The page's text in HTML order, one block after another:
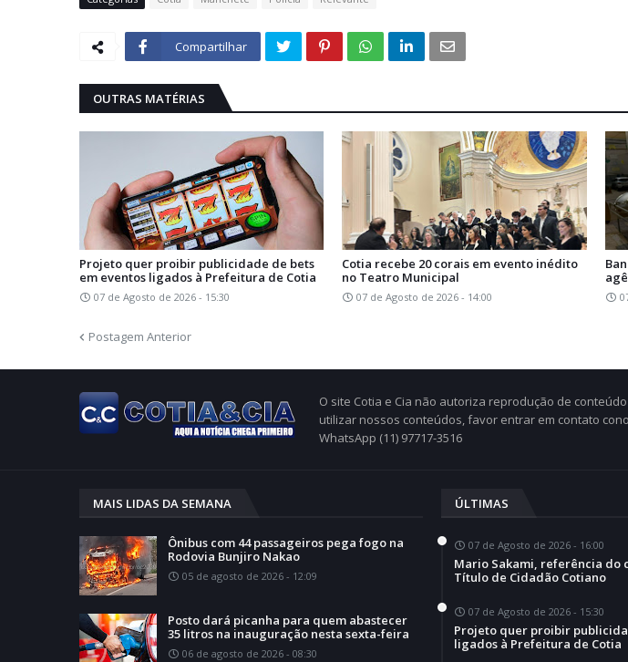
Compartilhar
OUTRAS MATÉRIAS
Projeto quer proibir publicidade de bets
em eventos ligados à Prefeitura de Cotia
07 de Agosto de 2026 - 15:30
Cotia recebe 20 corais em evento inédito
no Teatro Municipal
07 de Agosto de 2026 - 14:00
Postagem Anterior
O site Cotia e Cia não autoriza reprodução de
utilizar nossos conteúdos, favor entrar em contato
WhatsApp (11) 97717-3516
MAIS LIDAS DA SEMANA
Ônibus com 44 passageiros pega fogo na
Rodovia Bunjiro Nakao
05 de agosto de 2026 - 12:09
Posto dará picanha para quem abastecer
35 litros na inauguração nesta sexta-feira
06 de agosto de 2026 - 08:30
ÚLTIMAS
07 de Agosto de 2026 - 16:00
Mario Sakami, referência do
Título de Cidadão Cotiano
07 de Agosto de 2026 - 15:30
Projeto quer proibir
ligados à Prefeitura de Cotia